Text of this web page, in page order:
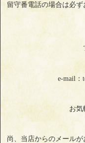
留守番電話の場合は必
e-mail：
お気
尚、当店からのメール